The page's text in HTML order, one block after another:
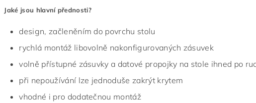
Jaké jsou hlavní přednosti?
design, začleněním do povrchu stolu
rychlá montáž libovolně nakonfigurovaných zásuvek
volně přístupné zásuvky a datové propojky na stole ihned po
při nepoužívání lze jednoduše zakrýt krytem
vhodné i pro dodatečnou montáž